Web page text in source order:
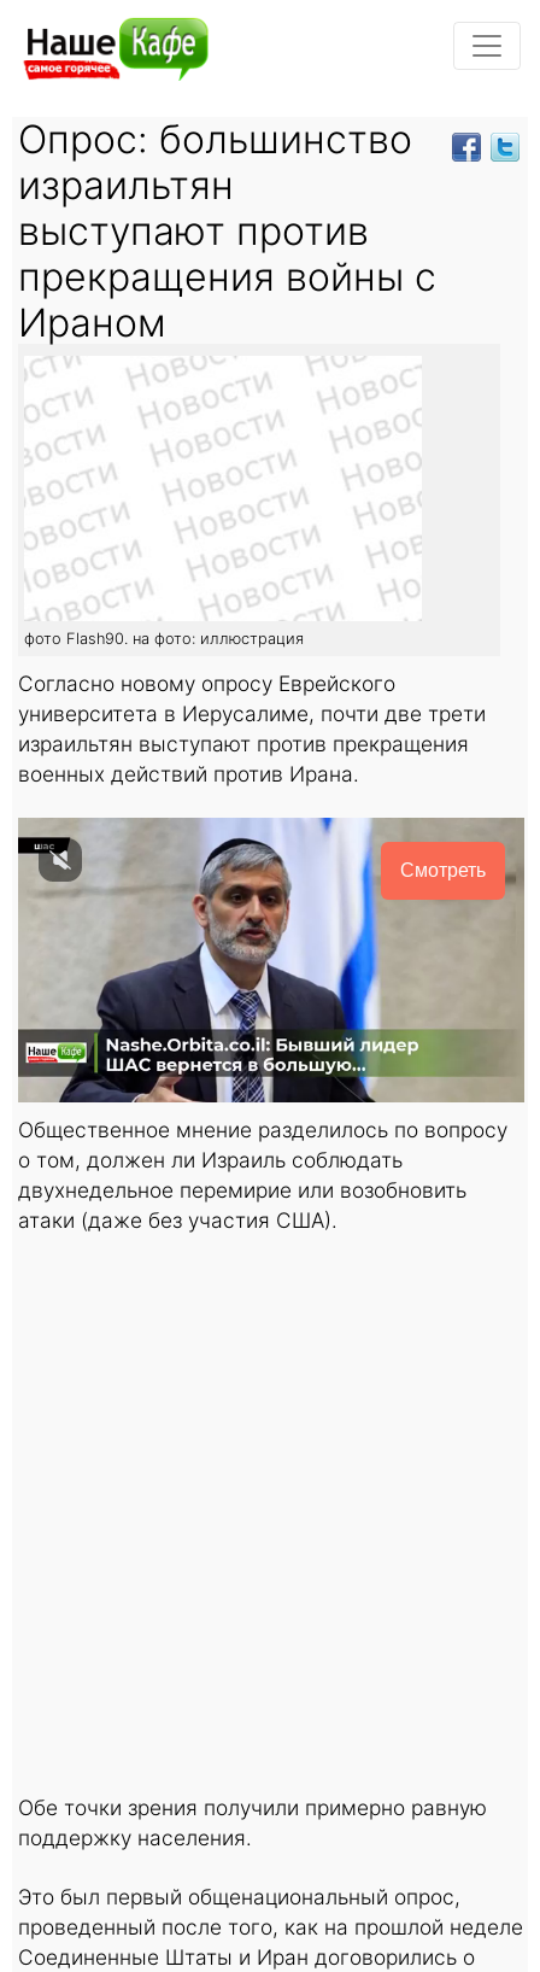
Опрос: большинство
израильтян
выступают против
прекращения войны с
Ираном
фото Flash90. на фото: иллюстрация
Согласно новому опросу Еврейского
университета в Иерусалиме, почти две трети
израильтян выступают против прекращения
военных действий против Ирана.
Смотреть
Общественное мнение разделилось по вопросу
о том, должен ли Израиль соблюдать
двухнедельное перемирие или возобновить
атаки (даже без участия США).
Обе точки зрения получили примерно равную
поддержку населения.
Это был первый общенациональный опрос,
проведенный после того, как на прошлой неделе
Соединенные Штаты и Иран договорились о